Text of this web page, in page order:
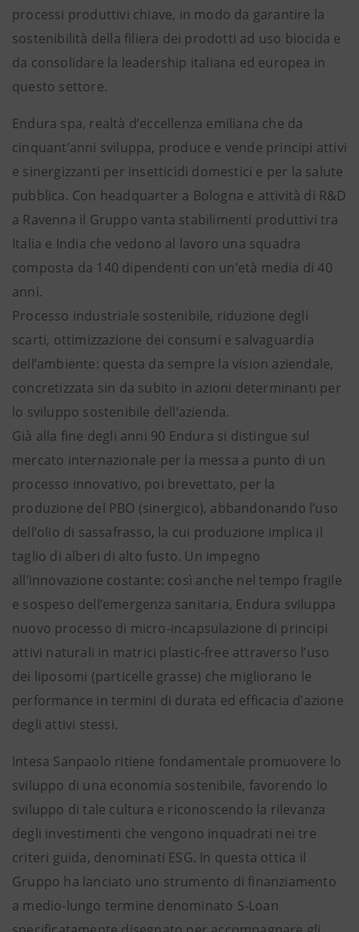
processi produttivi chiave, in modo da garantire la
sostenibilità della filiera dei prodotti ad uso biocida e
da consolidare la leadership italiana ed europea in
questo settore.
Endura spa, realtà d’eccellenza emiliana che da
cinquant’anni sviluppa, produce e vende principi attivi
e sinergizzanti per insetticidi domestici e per la salute
pubblica. Con headquarter a Bologna e attività di R&D
a Ravenna il Gruppo vanta stabilimenti produttivi tra
Italia e India che vedono al lavoro una squadra
composta da 140 dipendenti con un’età media di 40
anni.
Processo industriale sostenibile, riduzione degli
scarti, ottimizzazione dei consumi e salvaguardia
dell’ambiente: questa da sempre la vision aziendale,
concretizzata sin da subito in azioni determinanti per
lo sviluppo sostenibile dell’azienda.
Già alla fine degli anni 90 Endura si distingue sul
mercato internazionale per la messa a punto di un
processo innovativo, poi brevettato, per la
produzione del PBO (sinergico), abbandonando l’uso
dell’olio di sassafrasso, la cui produzione implica il
taglio di alberi di alto fusto. Un impegno
all’innovazione costante: così anche nel tempo fragile
e sospeso dell’emergenza sanitaria, Endura sviluppa
nuovo processo di micro-incapsulazione di principi
attivi naturali in matrici plastic-free attraverso l’uso
dei liposomi (particelle grasse) che migliorano le
performance in termini di durata ed efficacia d’azione
degli attivi stessi.
Intesa Sanpaolo ritiene fondamentale promuovere lo
sviluppo di una economia sostenibile, favorendo lo
sviluppo di tale cultura e riconoscendo la rilevanza
degli investimenti che vengono inquadrati nei tre
criteri guida, denominati ESG. In questa ottica il
Gruppo ha lanciato uno strumento di finanziamento
a medio-lungo termine denominato S-Loan